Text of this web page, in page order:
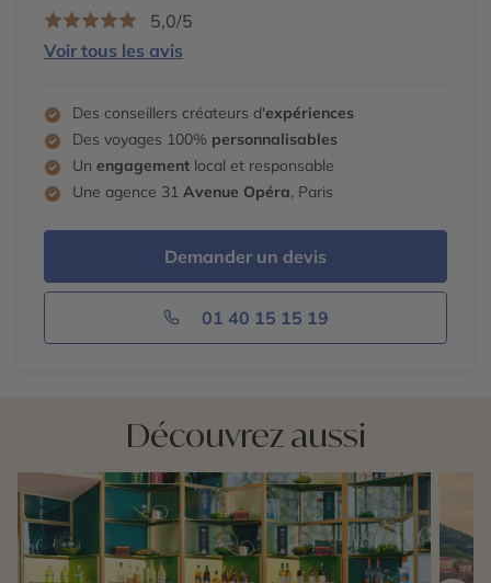
5,0/5
Voir tous les avis
Des conseillers créateurs d'expériences
Des voyages 100% personnalisables
Un engagement local et responsable
Une agence 31 Avenue Opéra, Paris
Demander un devis
01 40 15 15 19
Découvrez aussi